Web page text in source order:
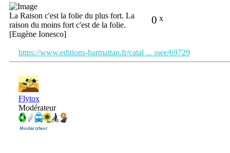
0 x
La Raison c'est la folie du plus fort. La
raison du moins fort c'est de la folie.
[Eugène Ionesco]
https://www.editions-harmattan.fr/catal ... ssee/69729
Flytox
Modérateur